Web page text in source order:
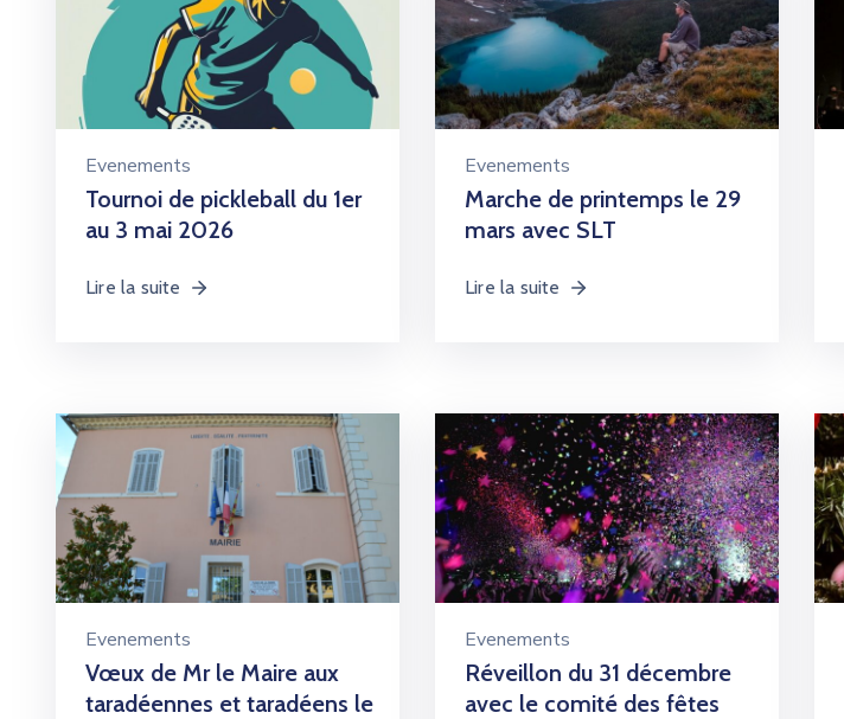
Evenements
Tournoi de pickleball du 1er
au 3 mai 2026
Lire la suite
Evenements
Marche de printemps le 29
mars avec SLT
Lire la suite
Evenements
Vœux de Mr le Maire aux
taradéennes et taradéens le
Evenements
Réveillon du 31 décembre
avec le comité des fêtes